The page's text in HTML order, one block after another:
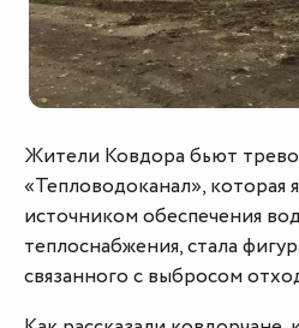
Жители Ковдора бьют
«Тепловодоканал», которая
источником обеспечения
теплоснабжения, стала
связанного с выбросом